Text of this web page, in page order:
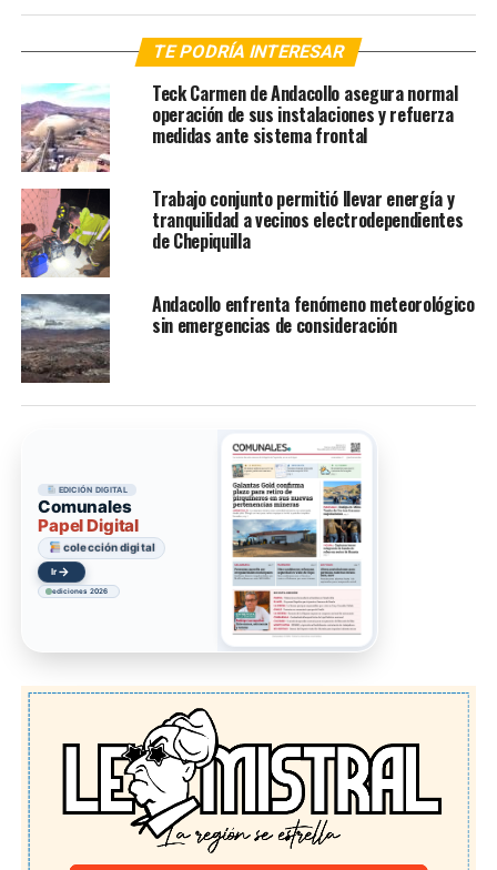
TE PODRÍA INTERESAR
Teck Carmen de Andacollo asegura normal
operación de sus instalaciones y refuerza
medidas ante sistema frontal
Trabajo conjunto permitió llevar energía y
tranquilidad a vecinos electrodependientes
de Chepiquilla
Andacollo enfrenta fenómeno meteorológico
sin emergencias de consideración
EDICIÓN DIGITAL
Comunales
Papel Digital
colección digital
Ir →
ediciones 2026